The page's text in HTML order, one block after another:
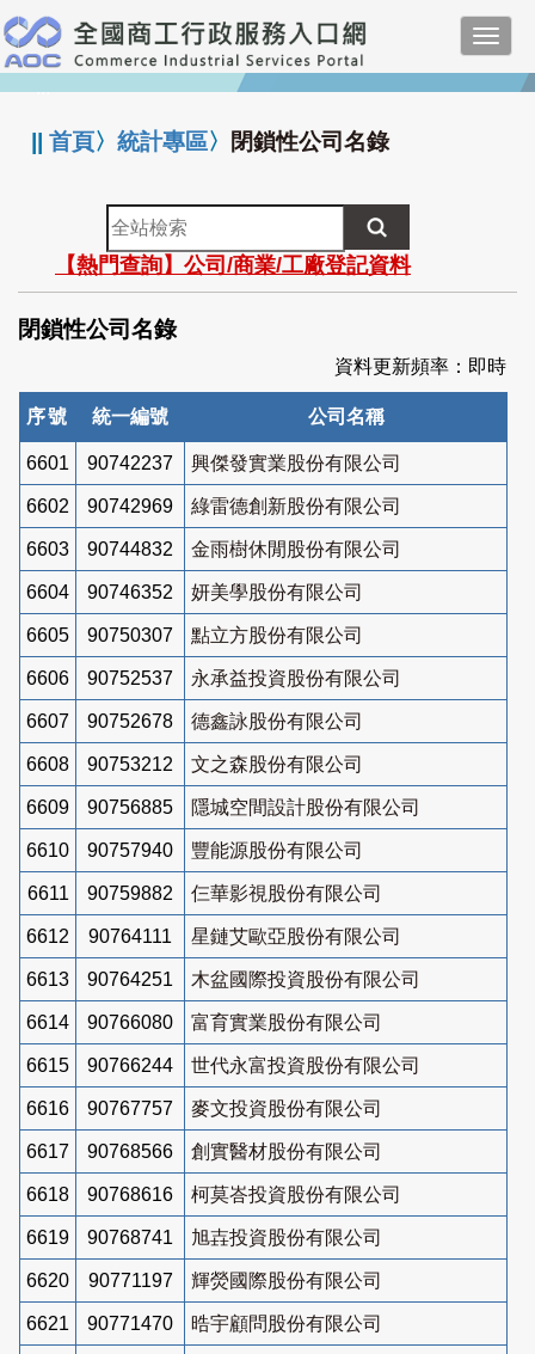
跳
到
主
要
:::
||首頁〉統計專區〉 閉鎖性公司名錄
全
站
檢
索
【熱門查詢】公司/商業/工廠登記資料
閉鎖性公司名錄
資料更新頻率：即時
序號 統一編號 公司名稱
6601 90742237 興傑發實業股份有限公司
6602 90742969 綠雷德創新股份有限公司
6603 90744832 金雨樹休閒股份有限公司
6604 90746352 妍美學股份有限公司
6605 90750307 點立方股份有限公司
6606 90752537 永承益投資股份有限公司
6607 90752678 德鑫詠股份有限公司
6608 90753212 文之森股份有限公司
6609 90756885 隱城空間設計股份有限公司
6610 90757940 豐能源股份有限公司
6611 90759882 仨華影視股份有限公司
6612 90764111 星鏈艾歐亞股份有限公司
6613 90764251 木盆國際投資股份有限公司
6614 90766080 富育實業股份有限公司
6615 90766244 世代永富投資股份有限公司
6616 90767757 麥文投資股份有限公司
6617 90768566 創實醫材股份有限公司
6618 90768616 柯莫峇投資股份有限公司
6619 90768741 旭壵投資股份有限公司
6620 90771197 輝熒國際股份有限公司
6621 90771470 晧宇顧問股份有限公司